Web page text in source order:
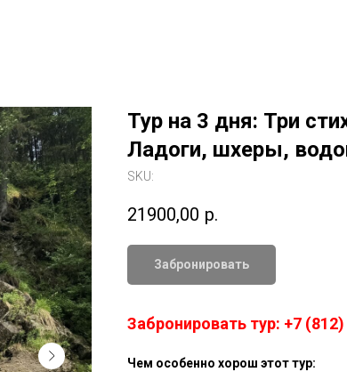
Тур на 3 дня: Три
Ладоги, шхеры,
SKU:
21900,00 р.
Забронировать
Забронировать тур: +7 (812)
Чем особенно хорош этот тур: